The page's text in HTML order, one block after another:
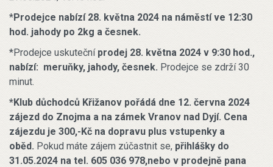
*Prodejce nabízí 28. května 2024 na náměstí ve 12:30
hod. jahody po 2kg a česnek.
*Prodejce uskuteční prodej 28. května 2024 v 9:30 hod.,
nabízí: meruňky, jahody, česnek. Prodejce se zdrží 30
minut.
*Klub důchodců Křižanov pořádá dne 12. června 2024
zájezd do Znojma a na zámek Vranov nad Dyjí. Cena
zájezdu je 300,-Kč na dopravu plus vstupenky a
oběd. Pokud máte zájem zúčastnit se, přihlášky do
31.05.2024 na tel. 605 036 978,nebo v prodejně pana